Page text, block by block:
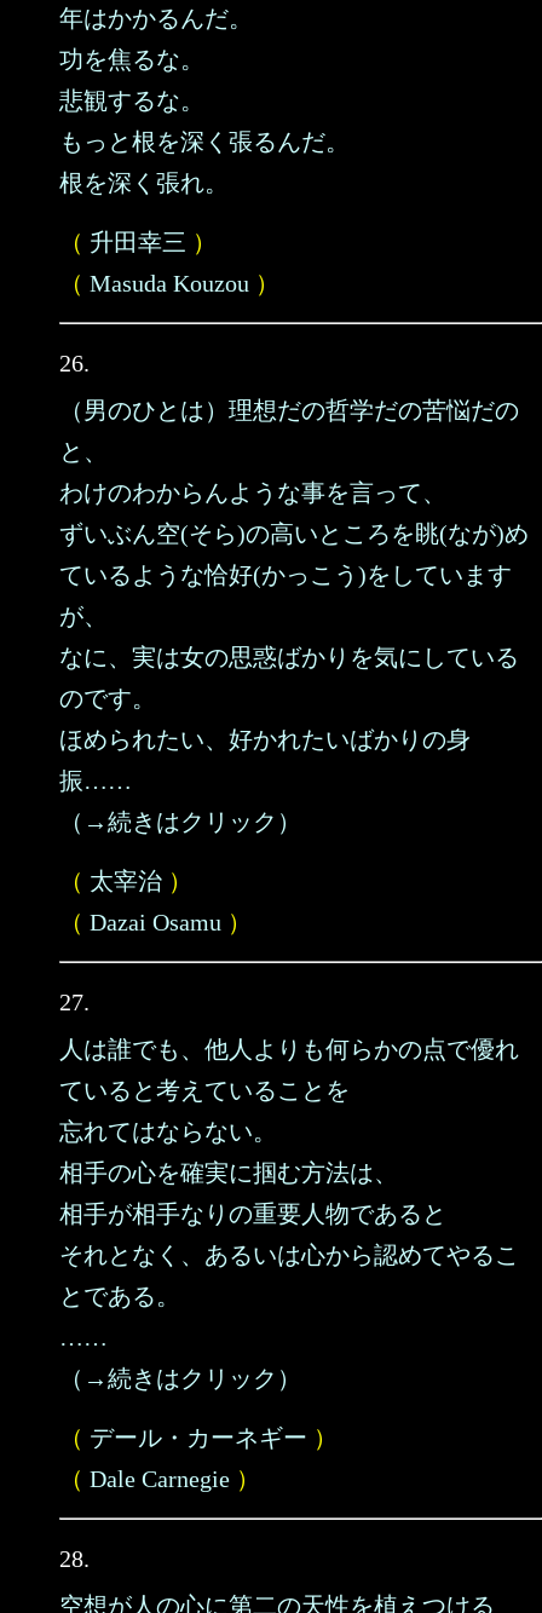
年はかかるんだ。
功を焦るな。
悲観するな。
もっと根を深く張るんだ。
根を深く張れ。
（ 升田幸三 ）
（ Masuda Kouzou ）
26.
（男のひとは）理想だの哲学だの苦悩だの
と、
わけのわからんような事を言って、
ずいぶん空(そら)の高いところを眺(なが)め
ているような恰好(かっこう)をしています
が、
なに、実は女の思惑ばかりを気にしている
のです。
ほめられたい、好かれたいばかりの身
振……
（→続きはクリック）
（ 太宰治 ）
（ Dazai Osamu ）
27.
人は誰でも、他人よりも何らかの点で優れ
ていると考えていることを
忘れてはならない。
相手の心を確実に掴む方法は、
相手が相手なりの重要人物であると
それとなく、あるいは心から認めてやるこ
とである。
……
（→続きはクリック）
（ デール・カーネギー ）
（ Dale Carnegie ）
28.
空想が人の心に第二の天性を植えつける